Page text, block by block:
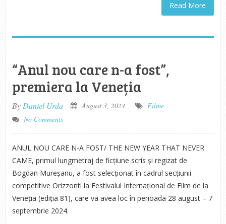
Read More
“Anul nou care n-a fost”,
premiera la Veneția
By Daniel Urda August 3, 2024
Filme
No Comments
ANUL NOU CARE N-A FOST/ THE NEW YEAR THAT NEVER
CAME, primul lungmetraj de ficțiune scris și regizat de
Bogdan Mureșanu, a fost selecționat în cadrul secțiunii
competitive Orizzonti la Festivalul Internațional de Film de la
Veneția (ediția 81), care va avea loc în perioada 28 august – 7
septembrie 2024.